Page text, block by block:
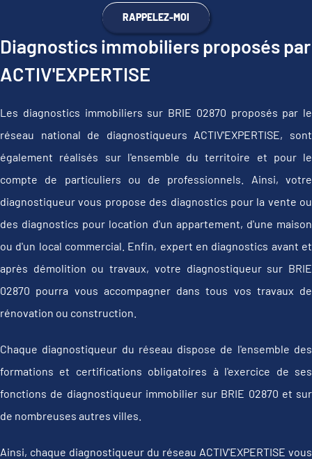
RAPPELEZ-MOI
Diagnostics immobiliers proposés par
ACTIV'EXPERTISE
Les diagnostics immobiliers sur BRIE 02870 proposés par le
réseau national de diagnostiqueurs ACTIV'EXPERTISE, sont
également réalisés sur l'ensemble du territoire et pour le
compte de particuliers ou de professionnels. Ainsi, votre
diagnostiqueur vous propose des diagnostics pour la vente ou
des diagnostics pour location d'un appartement, d'une maison
ou d'un local commercial. Enfin, expert en diagnostics avant et
après démolition ou travaux, votre diagnostiqueur sur BRIE
02870 pourra vous accompagner dans tous vos travaux de
rénovation ou construction.
Chaque diagnostiqueur du réseau dispose de l'ensemble des
formations et certifications obligatoires à l'exercice de ses
fonctions de diagnostiqueur immobilier sur BRIE 02870 et sur
de nombreuses autres villes.
Ainsi, chaque diagnostiqueur du réseau ACTIV'EXPERTISE vous